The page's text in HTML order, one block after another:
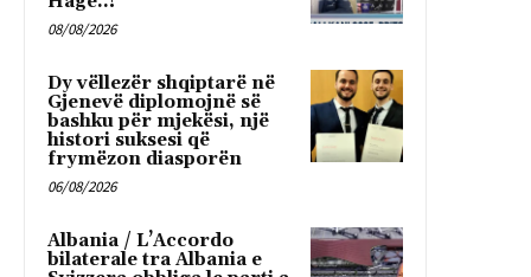
08/08/2026
Dy vëllezër shqiptarë në
Gjenevë diplomojnë së
bashku për mjekësi, një
histori suksesi që
frymëzon diasporën
06/08/2026
Albania / L’Accordo
bilaterale tra Albania e